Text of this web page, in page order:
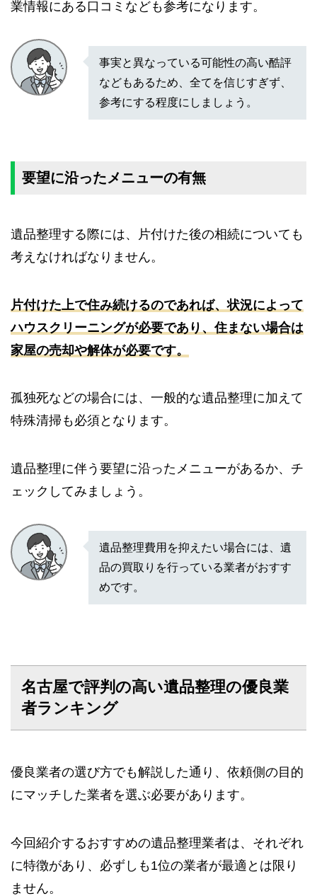
業情報にある口コミなども参考になります。
事実と異なっている可能性の高い酷評
などもあるため、全てを信じすぎず、
参考にする程度にしましょう。
要望に沿ったメニューの有無
遺品整理する際には、片付けた後の相続についても
考えなければなりません。
片付けた上で住み続けるのであれば、状況によって
ハウスクリーニングが必要であり、住まない場合は
家屋の売却や解体が必要です。
孤独死などの場合には、一般的な遺品整理に加えて
特殊清掃も必須となります。
遺品整理に伴う要望に沿ったメニューがあるか、チ
ェックしてみましょう。
遺品整理費用を抑えたい場合には、遺
品の買取りを行っている業者がおすす
めです。
名古屋で評判の高い遺品整理の優良業
者ランキング
優良業者の選び方でも解説した通り、依頼側の目的
にマッチした業者を選ぶ必要があります。
今回紹介するおすすめの遺品整理業者は、それぞれ
に特徴があり、必ずしも1位の業者が最適とは限り
ません。